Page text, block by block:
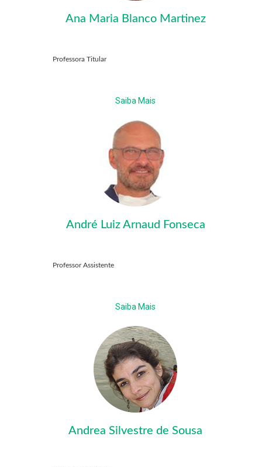
Ana Maria Blanco Martinez
Professora Titular
Saiba Mais
André Luiz Arnaud Fonseca
Professor Assistente
Saiba Mais
Andrea Silvestre de Sousa